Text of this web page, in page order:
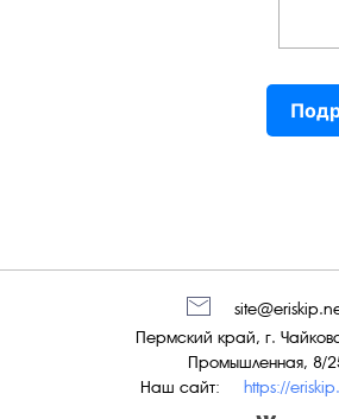
Наш сайт: https://
Пермский край, г.
Промышленная, 8/